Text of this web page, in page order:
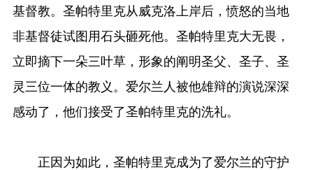
基督教。圣帕特里克从威克洛上岸后，愤怒的当地
非基督徒试图用石头砸死他。圣帕特里克大无畏，
立即摘下一朵三叶草，形象的阐明圣父、圣子、圣
灵三位一体的教义。爱尔兰人被他雄辩的演说深深
感动了，他们接受了圣帕特里克的洗礼。
正因为如此，圣帕特里克成为了爱尔兰的守护